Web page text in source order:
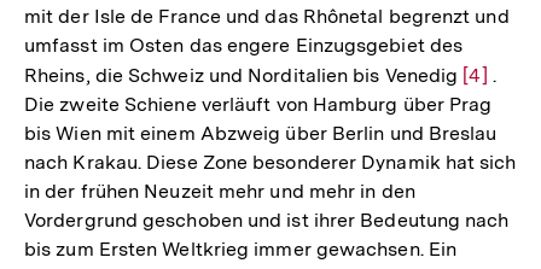
mit der Isle de France und das Rhônetal begrenzt und
umfasst im Osten das engere Einzugsgebiet des
Rheins, die Schweiz und Norditalien bis Venedig Zur
der
Fußnote
[4] .
Die zweite Schiene verläuft von Hamburg über Prag
bis Wien mit einem Abzweig über Berlin und Breslau
nach Krakau. Diese Zone besonderer Dynamik hat sich
in der frühen Neuzeit mehr und mehr in den
Vordergrund geschoben und ist ihrer Bedeutung nach
bis zum Ersten Weltkrieg immer gewachsen. Ein